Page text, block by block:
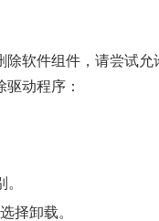
软件组件，请尝试
动程序：
择卸载。